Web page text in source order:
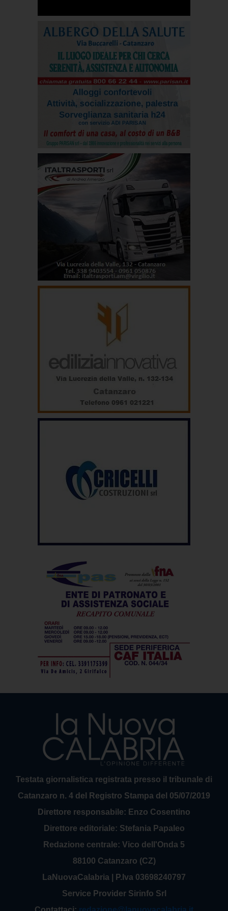
Testata giornalistica registrata presso il tribunale di
Catanzaro n. 4 del Registro Stampa del 05/07/2019
Direttore responsabile: Enzo Cosentino
Direttore editoriale: Stefania Papaleo
Redazione centrale: Vico dell'Onda 5
88100 Catanzaro (CZ)
LaNuovaCalabria | P.Iva 03698240797
Service Provider Sirinfo Srl